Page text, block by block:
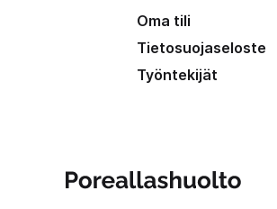
Oma tili
Tietosuojaseloste
Työntekijät
Poreallashuolto